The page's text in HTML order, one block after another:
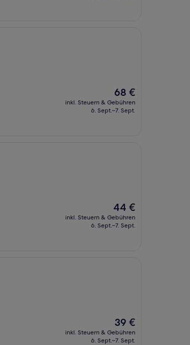
Der
Preis
beträgt
68 €
inkl. Steuern & Gebühren
6. Sept.–7. Sept.
Der
Preis
beträgt
44 €
inkl. Steuern & Gebühren
6. Sept.–7. Sept.
Der
Preis
beträgt
39 €
inkl. Steuern & Gebühren
6. Sept.–7. Sept.